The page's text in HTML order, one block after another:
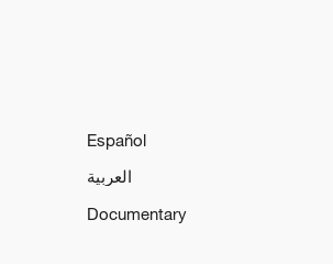
Español
العربية
Documentary